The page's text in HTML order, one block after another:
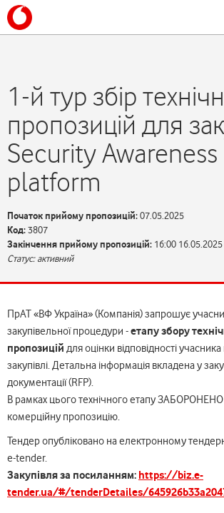
1-й тур збір
пропозицій для
Security Awareness
platform
Початок прийому пропозицій:07.05.2025
Код:3807
Закінчення прийому пропозицій: 16:00 16.05.2025
Статус: активний
ПрАТ «ВФ Україна» (Компанія) запрошує
закупівельної процедури -етапу збору
пропозицій для оцінки відповідності
закупівлі. Детальна інформація вкладена у
документації (RFP).
В рамках цього технічного етапу ЗАБОРОНЕНО
комерційну пропозицію.
Тендер опубліковано на електронному
e-tender.
Закупівля за посиланням: https://biz.e-
tender.ua/#/tenderDetailes/